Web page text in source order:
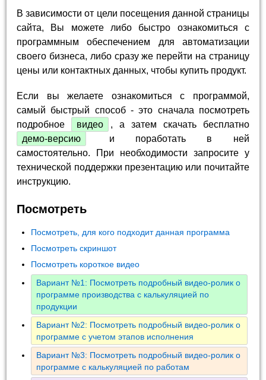
В зависимости от цели посещения данной страницы
сайта, Вы можете либо быстро ознакомиться с
программным обеспечением для автоматизации
своего бизнеса, либо сразу же перейти на страницу
цены или контактных данных, чтобы купить продукт.
Если вы желаете ознакомиться с программой,
самый быстрый способ - это сначала посмотреть
подробное
видео
, а затем скачать бесплатно
демо-версию
и поработать в ней
самостоятельно. При необходимости запросите у
технической поддержки презентацию или почитайте
инструкцию.
Посмотреть
Посмотреть, для кого подходит данная программа
Посмотреть скриншот
Посмотреть короткое видео
Вариант №1: Посмотреть подробный видео-ролик о
программе производства с калькуляцией по
продукции
Вариант №2: Посмотреть подробный видео-ролик о
программе с учетом этапов исполнения
Вариант №3: Посмотреть подробный видео-ролик о
программе с калькуляцией по работам